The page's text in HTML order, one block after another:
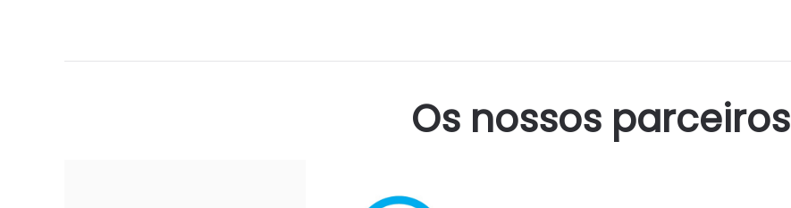
Os nossos parceiros